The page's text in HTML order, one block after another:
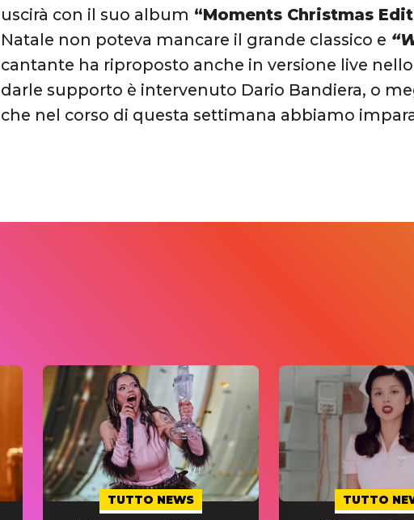
uscirà con il suo album “Moments Christmas
Natale non poteva mancare il grande classico e
cantante ha riproposto anche in versione live nello
darle supporto è intervenuto Dario Bandiera, o
che nel corso di questa settimana abbiamo
TUTTO NEWS TUTTO